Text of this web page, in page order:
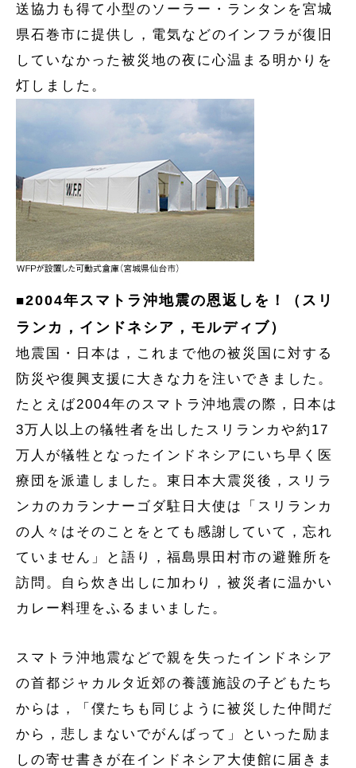
送協力も得て小型のソーラー・ランタンを宮城
県石巻市に提供し，電気などのインフラが復旧
していなかった被災地の夜に心温まる明かりを
灯しました。
■2004年スマトラ沖地震の恩返しを！（スリ
ランカ，インドネシア，モルディブ）
地震国・日本は，これまで他の被災国に対する
防災や復興支援に大きな力を注いできました。
たとえば2004年のスマトラ沖地震の際，日本は
3万人以上の犠牲者を出したスリランカや約17
万人が犠牲となったインドネシアにいち早く医
療団を派遣しました。東日本大震災後，スリラ
ンカのカランナーゴダ駐日大使は「スリランカ
の人々はそのことをとても感謝していて，忘れ
ていません」と語り，福島県田村市の避難所を
訪問。自ら炊き出しに加わり，被災者に温かい
カレー料理をふるまいました。
スマトラ沖地震などで親を失ったインドネシア
の首都ジャカルタ近郊の養護施設の子どもたち
からは，「僕たちも同じように被災した仲間だ
から，悲しまないでがんばって」といった励ま
しの寄せ書きが在インドネシア大使館に届きま